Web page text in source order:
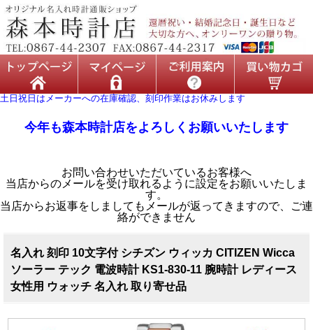
土日祝日はメーカーへの在庫確認、刻印作業はお休みします
今年も森本時計店をよろしくお願いいたします
お問い合わせいただいているお客様へ
当店からのメールを受け取れるように設定をお願いいたしま
す。
当店からお返事をしましてもメールが返ってきますので、ご連
絡ができません
名入れ 刻印 10文字付 シチズン ウィッカ CITIZEN Wicca
ソーラー テック 電波時計 KS1-830-11 腕時計 レディース
女性用 ウォッチ 名入れ 取り寄せ品